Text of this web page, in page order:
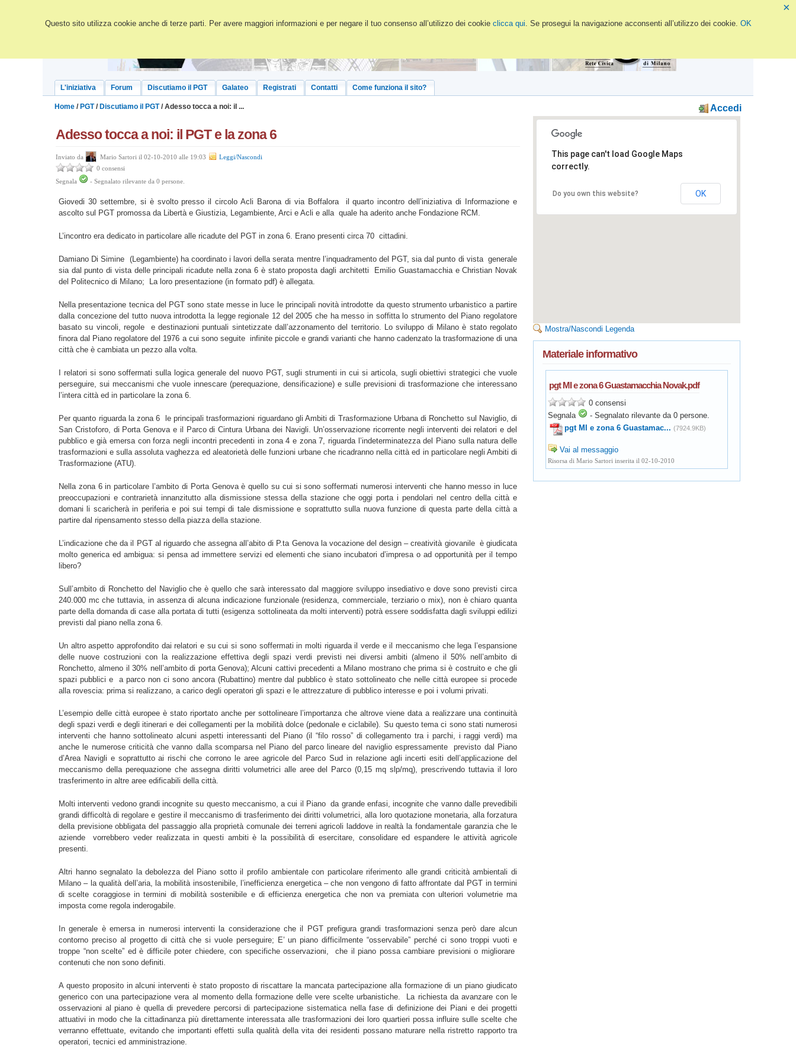
×
Questo sito utilizza cookie anche di terze parti. Per avere maggiori informazioni e per negare il tuo consenso all’utilizzo dei cookie clicca qui. Se prosegui la navigazione acconsenti all’utilizzo dei cookie. OK
L'iniziativa Forum Discutiamo il PGT Galateo Registrati Contatti Come funziona il sito?
Accedi
Home / PGT/ Discutiamo il PGT/ Adesso tocca a noi: il ...
Adesso tocca a noi: il PGT e la zona 6
Inviato da Mario Sartori il 02-10-2010 alle 19:03
Leggi/Nascondi
0 consensi
Segnala
- Segnalato rilevante da 0 persone.
Giovedi 30 settembre, si è svolto presso il circolo Acli Barona di via Boffalora il quarto incontro dell’iniziativa di Informazione e
ascolto sul PGT promossa da Libertà e Giustizia, Legambiente, Arci e Acli e alla quale ha aderito anche Fondazione RCM.
L’incontro era dedicato in particolare alle ricadute del PGT in zona 6. Erano presenti circa 70 cittadini.
Damiano Di Simine (Legambiente) ha coordinato i lavori della serata mentre l’inquadramento del PGT, sia dal punto di vista generale
sia dal punto di vista delle principali ricadute nella zona 6 è stato proposta dagli architetti Emilio Guastamacchia e Christian Novak
del Politecnico di Milano; La loro presentazione (in formato pdf) è allegata.
Nella presentazione tecnica del PGT sono state messe in luce le principali novità introdotte da questo strumento urbanistico a partire
dalla concezione del tutto nuova introdotta la legge regionale 12 del 2005 che ha messo in soffitta lo strumento del Piano regolatore
basato su vincoli, regole e destinazioni puntuali sintetizzate dall’azzonamento del territorio. Lo sviluppo di Milano è stato regolato
finora dal Piano regolatore del 1976 a cui sono seguite infinite piccole e grandi varianti che hanno cadenzato la trasformazione di una
città che è cambiata un pezzo alla volta.
I relatori si sono soffermati sulla logica generale del nuovo PGT, sugli strumenti in cui si articola, sugli obiettivi strategici che vuole
perseguire, sui meccanismi che vuole innescare (perequazione, densificazione) e sulle previsioni di trasformazione che interessano
l’intera città ed in particolare la zona 6.
Per quanto riguarda la zona 6 le principali trasformazioni riguardano gli Ambiti di Trasformazione Urbana di Ronchetto sul Naviglio, di
San Cristoforo, di Porta Genova e il Parco di Cintura Urbana dei Navigli. Un’osservazione ricorrente negli interventi dei relatori e del
pubblico e già emersa con forza negli incontri precedenti in zona 4 e zona 7, riguarda l’indeterminatezza del Piano sulla natura delle
trasformazioni e sulla assoluta vaghezza ed aleatorietà delle funzioni urbane che ricadranno nella città ed in particolare negli Ambiti di
Trasformazione (ATU).
Nella zona 6 in particolare l’ambito di Porta Genova è quello su cui si sono soffermati numerosi interventi che hanno messo in luce
preoccupazioni e contrarietà innanzitutto alla dismissione stessa della stazione che oggi porta i pendolari nel centro della città e
domani li scaricherà in periferia e poi sui tempi di tale dismissione e soprattutto sulla nuova funzione di questa parte della città a
partire dal ripensamento stesso della piazza della stazione.
L’indicazione che da il PGT al riguardo che assegna all’abito di P.ta Genova la vocazione del design – creatività giovanile è giudicata
molto generica ed ambigua: si pensa ad immettere servizi ed elementi che siano incubatori d’impresa o ad opportunità per il tempo
libero?
Sull’ambito di Ronchetto del Naviglio che è quello che sarà interessato dal maggiore sviluppo insediativo e dove sono previsti circa
240.000 mc che tuttavia, in assenza di alcuna indicazione funzionale (residenza, commerciale, terziario o mix), non è chiaro quanta
parte della domanda di case alla portata di tutti (esigenza sottolineata da molti interventi) potrà essere soddisfatta dagli sviluppi edilizi
previsti dal piano nella zona 6.
Un altro aspetto approfondito dai relatori e su cui si sono soffermati in molti riguarda il verde e il meccanismo che lega l’espansione
delle nuove costruzioni con la realizzazione effettiva degli spazi verdi previsti nei diversi ambiti (almeno il 50% nell’ambito di
Ronchetto, almeno il 30% nell’ambito di porta Genova); Alcuni cattivi precedenti a Milano mostrano che prima si è costruito e che gli
spazi pubblici e a parco non ci sono ancora (Rubattino) mentre dal pubblico è stato sottolineato che nelle città europee si procede
alla rovescia: prima si realizzano, a carico degli operatori gli spazi e le attrezzature di pubblico interesse e poi i volumi privati.
L’esempio delle città europee è stato riportato anche per sottolineare l’importanza che altrove viene data a realizzare una continuità
degli spazi verdi e degli itinerari e dei collegamenti per la mobilità dolce (pedonale e ciclabile). Su questo tema ci sono stati numerosi
interventi che hanno sottolineato alcuni aspetti interessanti del Piano (il “filo rosso” di collegamento tra i parchi, i raggi verdi) ma
anche le numerose criticità che vanno dalla scomparsa nel Piano del parco lineare del naviglio espressamente previsto dal Piano
d’Area Navigli e soprattutto ai rischi che corrono le aree agricole del Parco Sud in relazione agli incerti esiti dell’applicazione del
meccanismo della perequazione che assegna diritti volumetrici alle aree del Parco (0,15 mq slp/mq), prescrivendo tuttavia il loro
trasferimento in altre aree edificabili della città.
Molti interventi vedono grandi incognite su questo meccanismo, a cui il Piano da grande enfasi, incognite che vanno dalle prevedibili
grandi difficoltà di regolare e gestire il meccanismo di trasferimento dei diritti volumetrici, alla loro quotazione monetaria, alla forzatura
della previsione obbligata del passaggio alla proprietà comunale dei terreni agricoli laddove in realtà la fondamentale garanzia che le
aziende vorrebbero veder realizzata in questi ambiti è la possibilità di esercitare, consolidare ed espandere le attività agricole
presenti.
Altri hanno segnalato la debolezza del Piano sotto il profilo ambientale con particolare riferimento alle grandi criticità ambientali di
Milano – la qualità dell’aria, la mobilità insostenibile, l’inefficienza energetica – che non vengono di fatto affrontate dal PGT in termini
di scelte coraggiose in termini di mobilità sostenibile e di efficienza energetica che non va premiata con ulteriori volumetrie ma
imposta come regola inderogabile.
In generale è emersa in numerosi interventi la considerazione che il PGT prefigura grandi trasformazioni senza però dare alcun
contorno preciso al progetto di città che si vuole perseguire; E’ un piano difficilmente “osservabile” perché ci sono troppi vuoti e
troppe “non scelte” ed è difficile poter chiedere, con specifiche osservazioni, che il piano possa cambiare previsioni o migliorare
contenuti che non sono definiti.
A questo proposito in alcuni interventi è stato proposto di riscattare la mancata partecipazione alla formazione di un piano giudicato
generico con una partecipazione vera al momento della formazione delle vere scelte urbanistiche. La richiesta da avanzare con le
osservazioni al piano è quella di prevedere percorsi di partecipazione sistematica nella fase di definizione dei Piani e dei progetti
attuativi in modo che la cittadinanza più direttamente interessata alle trasformazioni dei loro quartieri possa influire sulle scelte che
verranno effettuate, evitando che importanti effetti sulla qualità della vita dei residenti possano maturare nella ristretto rapporto tra
operatori, tecnici ed amministrazione.
This page can't load Google Maps
correctly.
Do you own this website? OK
Mostra/Nascondi Legenda
Materiale informativo
pgt MI e zona 6 Guastamacchia Novak.pdf
0 consensi
Segnala
- Segnalato rilevante da 0 persone.
pgt MI e zona 6 Guastamac... (7924.9KB)
Vai al messaggio
Risorsa di Mario Sartori inserita il 02-10-2010